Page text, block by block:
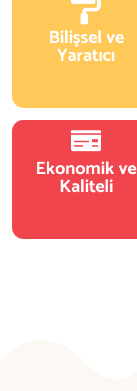
Bilişsel ve
Yaratıcı
Ekonomik ve
Kaliteli